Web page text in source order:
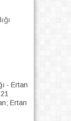
- Ertan
Ertan